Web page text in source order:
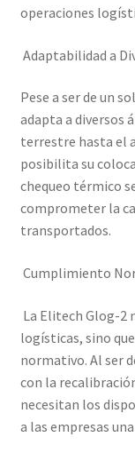
operaciones
Adaptabilidad a
Pese a ser de un
adapta a diversos
terrestre hasta el
posibilita su
chequeo térmico
comprometer la
transportados.
Cumplimiento
La Elitech Glog-2
logísticas, sino
normativo. Al ser
con la
necesitan los
a las empresas